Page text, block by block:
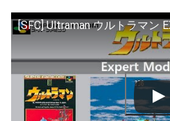
[SFC] Ultraman ウルトラマン